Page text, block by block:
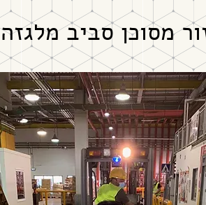
מסוכן סביב מלגזה